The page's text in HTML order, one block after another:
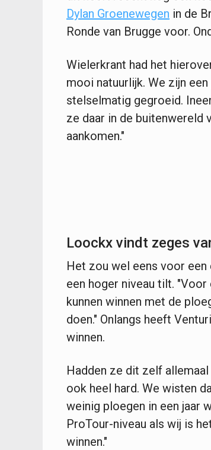
Dylan Groenewegen in de
Ronde van Brugge voor.
Wielerkrant had het
mooi natuurlijk. We zijn
stelselmatig gegroeid.
ze daar in de buitenwereld
aankomen."
Loockx vindt zeges
Het zou wel eens voor
een hoger niveau tilt.
kunnen winnen met de
doen." Onlangs heeft
winnen.
Hadden ze dit zelf
ook heel hard. We wisten
weinig ploegen in een jaar
ProTour-niveau als wij is
winnen."